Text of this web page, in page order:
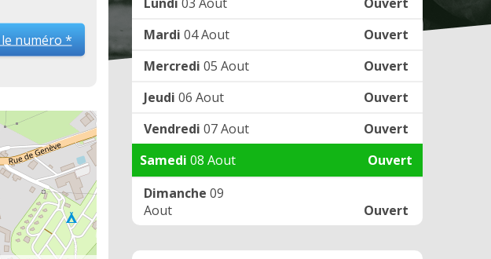
numéro *
Mardi 04 Aout
Ouvert
Mercredi 05 Aout
Ouvert
Jeudi 06 Aout
Ouvert
Vendredi 07 Aout
Ouvert
Samedi 08 Aout
Ouvert
Dimanche 09
Aout
Ouvert